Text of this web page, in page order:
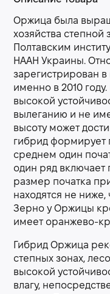
Оржица была
хозяйства
Полтавским
НААН Украины.
зарегистрирован в
именно в 2010
высокой
вылеганию и не
высоту может
гибрид формирует
среднем один
один ряд
размер початка
находятся не
Зерно у Оржицы
имеет оранжево-
Гибрид Оржица
степных зонах,
высокой
влагу,